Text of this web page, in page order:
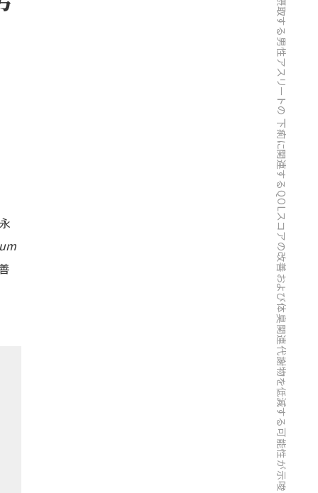
ヒトのビフィズス菌BB536が高たんぱく食を摂取する男性アスリートの 下痢に関連するQOLスコアの改善および体臭関連代謝物を低減する可能性が示唆